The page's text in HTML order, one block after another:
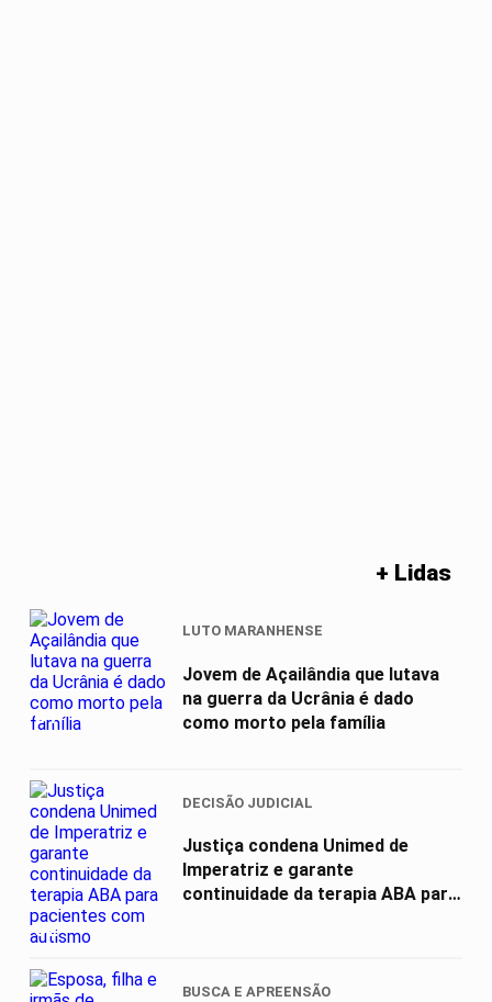
+ Lidas
01
LUTO MARANHENSE
Jovem de Açailândia que lutava
na guerra da Ucrânia é dado
como morto pela família
02
DECISÃO JUDICIAL
Justiça condena Unimed de
Imperatriz e garante
continuidade da terapia ABA para
BUSCA E APREENSÃO